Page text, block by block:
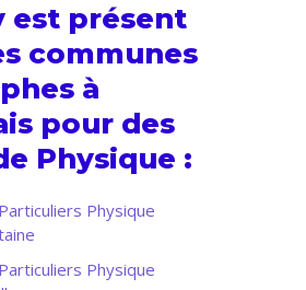
est présent
communes
à
pour des
Physique :
Physique
Physique